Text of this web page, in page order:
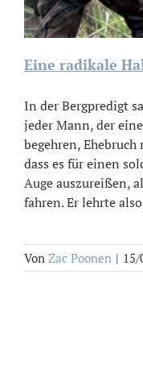
Eine radikale
In der Bergpredigt
jeder Mann, der
begehren,
dass es für einen
Auge auszureißen,
fahren. Er lehrte
Von Zac Poonen | 15/